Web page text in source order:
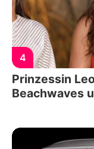
4
Prinzessin
Beachwaves